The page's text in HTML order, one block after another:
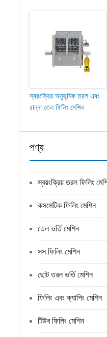
স্বয়ংক্রিয় অনুভূমিক তরল এবং
রান্না তেল ফিলিং মেশিন
পণ্য
স্বয়ংক্রিয় তরল ফিলিং
কসমেটিক ফিলিং মেশিন
তেল ভর্তি মেশিন
সস ফিলিং মেশিন
ছোট তরল ভর্তি মেশিন
ফিলিং এবং ক্যাপিং মেশিন
টিউব ফিলিং মেশিন